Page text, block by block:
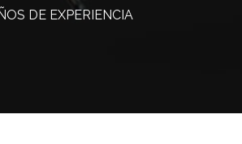
DE EXPERIENCIA